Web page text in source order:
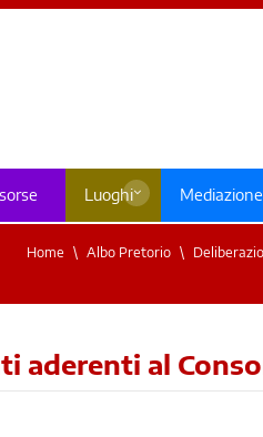
Luoghi
Home Albo Pretorio
aderenti al